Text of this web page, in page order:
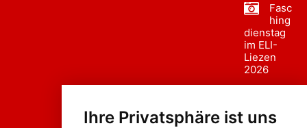
Ihre Privatsphäre ist uns
Fasc
hing
dienstag
im ELI-
Liezen
2026
sumzug